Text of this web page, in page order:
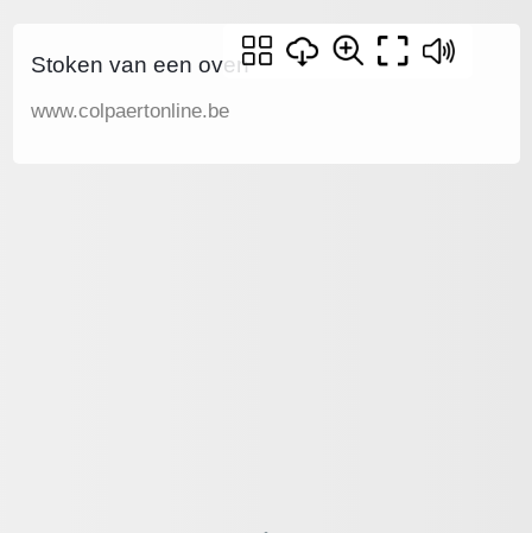
Stoken van een oven
www.colpaertonline.be